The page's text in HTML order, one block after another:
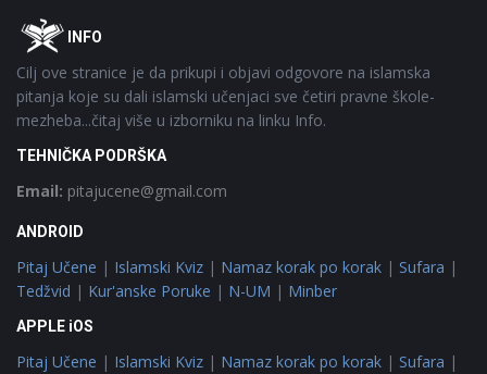
FooterOINFO
Cilj ove stranice je da prikupi i objavi odgovore na islamska
pitanja koje su dali islamski učenjaci sve četiri pravne škole-
mezheba...čitaj više u izborniku na linku Info.
TEHNIČKA PODRŠKA
Email: pitajucene@gmail.com
ANDROID
Pitaj Učene | Islamski Kviz | Namaz korak po korak | Sufara |
Tedžvid | Kur'anske Poruke | N-UM | Minber
APPLE iOS
Pitaj Učene | Islamski Kviz | Namaz korak po korak | Sufara |